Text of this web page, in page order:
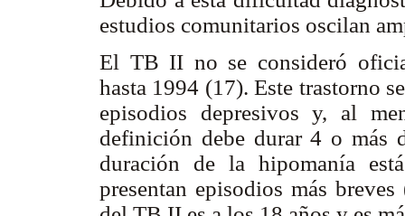
estudios comunitarios oscilan
El TB II no se consideró
hasta 1994 (17). Este trastorno
episodios depresivos y, al
definición debe durar 4 o más
duración de la hipomanía
presentan episodios más